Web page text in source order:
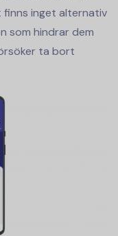
finns inget alternativ
som hindrar dem
ta bort